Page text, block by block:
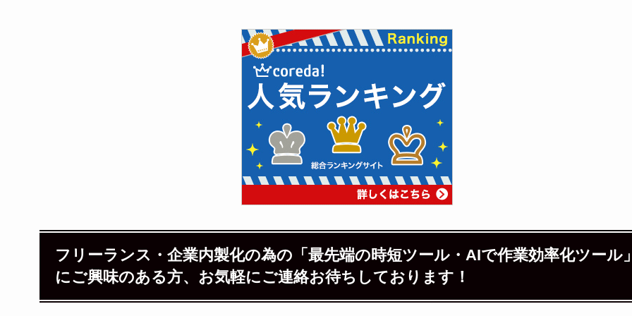
フリーランス・企業内製化の為の「最先端の時短ツール・AIで作業効率化ツール
にご興味のある方、お気軽にご連絡お待ちしております！